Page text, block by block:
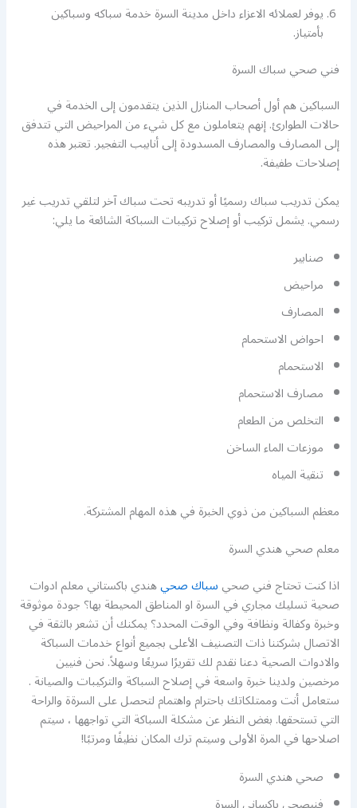
يوفر لعملائه الاعزاء داخل مدينة السرة خدمة سباكه وسباكين
بأمتياز.
فني صحي سباك السرة
السباكين هم أول أصحاب المنازل الذين يتقدمون إلى الخدمة في
حالات الطوارئ. إنهم يتعاملون مع كل شيء من المراحيض التي تتدفق
إلى المصارف والمصارف المسدودة إلى أنابيب التفجير. تعتبر هذه
إصلاحات طفيفة.
يمكن تدريب سباك رسميًا أو تدريبه تحت سباك آخر لتلقي تدريب غير
رسمي. يشمل تركيب أو إصلاح تركيبات السباكة الشائعة ما يلي:
صنابير
مراحيض
المصارف
احواض الاستحمام
الاستحمام
مصارف الاستحمام
التخلص من الطعام
موزعات الماء الساخن
تنقية المياه
معظم السباكين من ذوي الخبرة في هذه المهام المشتركة.
معلم صحي هندي السرة
اذا كنت تحتاج فني صحيسباك صحيهندي باكستاني معلم ادوات
صحية تسليك مجاري في السرة او المناطق المحيطة بها؟ جودة موثوقة
وخبرة وكفالة ونظافة وفي الوقت المحدد؟ يمكنك أن تشعر بالثقة في
الاتصال بشركتنا ذات التصنيف الأعلى بجميع أنواع خدمات السباكة
والادوات الصحية دعنا نقدم لك تقريرًا سريعًا وسهلاً. نحن فنيين
مرخصين ولدينا خبرة واسعة في إصلاح السباكة والتركيبات والصيانة .
ستعامل أنت وممتلكاتك باحترام واهتمام لتحصل على السرةة والراحة
التي تستحقها. بغض النظر عن مشكلة السباكة التي تواجهها ، سيتم
اصلاحها في المرة الأولى وسيتم ترك المكان نظيفًا ومرتبًا!
صحي هندي السرة